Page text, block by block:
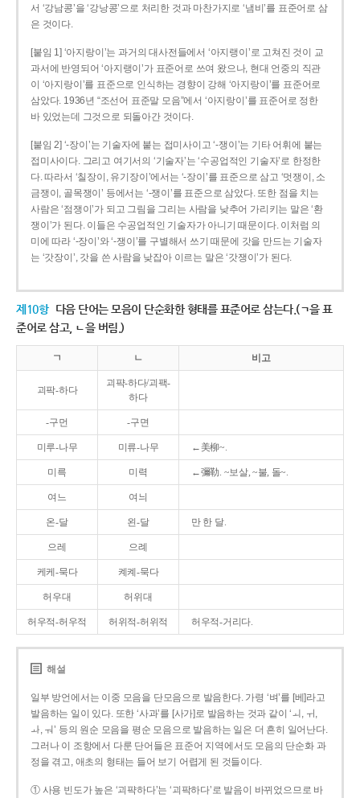
서 ‘강남콩’을 ‘강낭콩’으로 처리한 것과 마찬가지로 ‘냄비’를 표준어로 삼
은 것이다.
[붙임 1] ‘아지랑이’는 과거의 대사전들에서 ‘아지랭이’로 고쳐진 것이 교
과서에 반영되어 ‘아지랭이’가 표준어로 쓰여 왔으나, 현대 언중의 직관
이 ‘아지랑이’를 표준으로 인식하는 경향이 강해 ‘아지랑이’를 표준어로
삼았다. 1936년 “조선어 표준말 모음”에서 ‘아지랑이’를 표준어로 정한
바 있었는데 그것으로 되돌아간 것이다.
[붙임 2] ‘-장이’는 기술자에 붙는 접미사이고 ‘-쟁이’는 기타 어휘에 붙는
접미사이다. 그리고 여기서의 ‘기술자’는 ‘수공업적인 기술자’로 한정한
다. 따라서 ‘칠장이, 유기장이’에서는 ‘-장이’를 표준으로 삼고 ‘멋쟁이, 소
금쟁이, 골목쟁이’ 등에서는 ‘-쟁이’를 표준으로 삼았다. 또한 점을 치는
사람은 ‘점쟁이’가 되고 그림을 그리는 사람을 낮추어 가리키는 말은 ‘환
쟁이’가 된다. 이들은 수공업적인 기술자가 아니기 때문이다. 이처럼 의
미에 따라 ‘-장이’와 ‘-쟁이’를 구별해서 쓰기 때문에 갓을 만드는 기술자
는 ‘갓장이’, 갓을 쓴 사람을 낮잡아 이르는 말은 ‘갓쟁이’가 된다.
제10항 다음 단어는 모음이 단순화한 형태를 표준어로 삼는다.(ㄱ을 표
준어로 삼고, ㄴ을 버림.)
ㄱ ㄴ 비고
괴팍-하다
괴퍅-하다/괴팩-
하다
-구먼 -구면
미루-나무 미류-나무 ←美柳~.
미륵 미력 ←彌勒. ~보살, ~불, 돌~.
여느 여늬
온-달 왼-달 만 한 달.
으레 으례
케케-묵다 켸켸-묵다
허우대 허위대
허우적-허우적 허위적-허위적 허우적-거리다.
해설
일부 방언에서는 이중 모음을 단모음으로 발음한다. 가령 ‘벼’를 [베]라고
발음하는 일이 있다. 또한 ‘사과’를 [사가]로 발음하는 것과 같이 ‘ㅚ, ㅟ,
ㅘ, ㅝ’ 등의 원순 모음을 평순 모음으로 발음하는 일은 더 흔히 일어난다.
그러나 이 조항에서 다룬 단어들은 표준어 지역에서도 모음의 단순화 과
정을 겪고, 애초의 형태는 들어 보기 어렵게 된 것들이다.
① 사용 빈도가 높은 ‘괴퍅하다’는 ‘괴팍하다’로 발음이 바뀌었으므로 바